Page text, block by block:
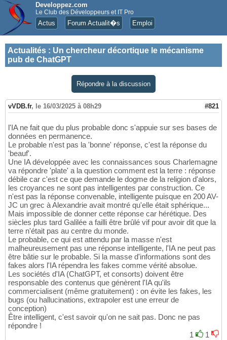
Developpez.com
Le Club des Développeurs et IT Pro
Actus Forum Actualit�s Emploi
Actualités : Un chercheur décortique le mécanisme
pub de ChatGPT
Répondre à la discussion
vVDB.fr, le 16/03/2025 à 08h29 #821
l'IA ne fait que du plus probable donc s'appuie sur ses bases de
données en permanence.
Le probable n'est pas la 'bonne' réponse, c'est la réponse du
'beauf'.
Une IA développée avec les connaissances sous Charlemagne
va répondre 'plate' a la question comment est la terre : réponse
débile car c'est ce que demande le dogme de la religion d'alors,
les croyances ne sont pas intelligentes par construction. Ce
n'est pas la réponse convenable, intelligente puisque en 200 AV-
JC un grec à Alexandrie avait montré qu'elle était sphérique...
Mais impossible de donner cette réponse car hérétique. Des
siècles plus tard Galilée a failli être brûlé vif pour avoir dit que la
terre n'était pas au centre du monde.
Le probable, ce qui est attendu par la masse n'est
malheureusement pas une réponse intelligente, l'IA ne peut pas
être bâtie sur le probable. Si la masse d'informations sont des
fakes alors l'IA répendra les fakes comme vérité absolue.
Les sociétés d'IA (ChatGPT, et consorts) doivent être
responsable des contenus que génèrent l'IA qu'ils
commercialisent (même gratuitement) : on évite les fakes, les
bugs (ou hallucinations, extrapoler est une erreur de
conception)
Être intelligent, c'est savoir qu'on ne sait pas. Donc ne pas
répondre !
1
1